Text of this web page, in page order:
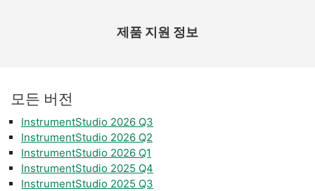
제품 지원 정보
모든 버전
InstrumentStudio 2026 Q3
InstrumentStudio 2026 Q2
InstrumentStudio 2026 Q1
InstrumentStudio 2025 Q4
InstrumentStudio 2025 Q3